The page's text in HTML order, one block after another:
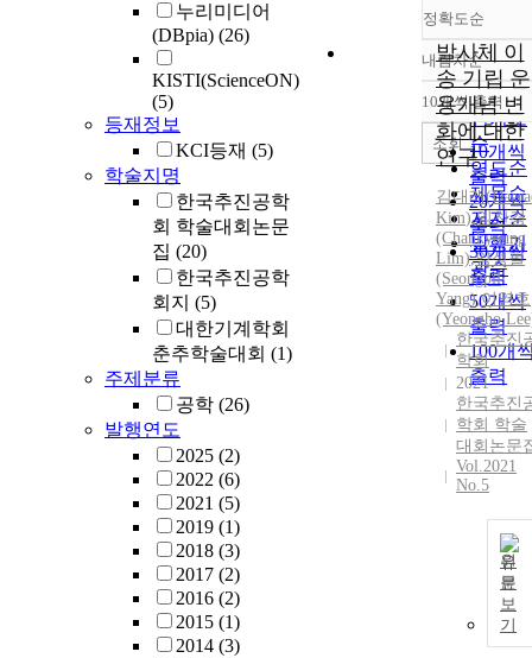
누리미디어
(DBpia) (26)
KISTI(ScienceON)
(5)
등재정보
KCI등재 (5)
학술지명
한국추진공학
회 학술대회논문
집 (20)
한국추진공학
회지 (5)
대한기계학회
춘추학술대회 (1)
주제분류
공학 (26)
발행연도
2025 (2)
2022 (6)
2021 (5)
2019 (1)
2018 (3)
2017 (2)
2016 (2)
2015 (1)
2014 (3)
정확도순
정확도
순
인기도
순
연도순
제목순
저자순
발행기
관순
내림차순
내림차
10개씩 출력
10개씩
출력
20개씩
출력
30개씩
출력
50개씩
출력
100개
출력
조회
발사체 이
송 기립 운
용개념 변
화에 대한
연구
김대래(
Kim),임찬경
(Chankyoung
Lim),양성필
(Seongpil
Yang),이영호
(Yeongho
한국추진
학회
2021
한국추진
학회 학술
대회논문
Vol.2021
No.5
원
문
보
기